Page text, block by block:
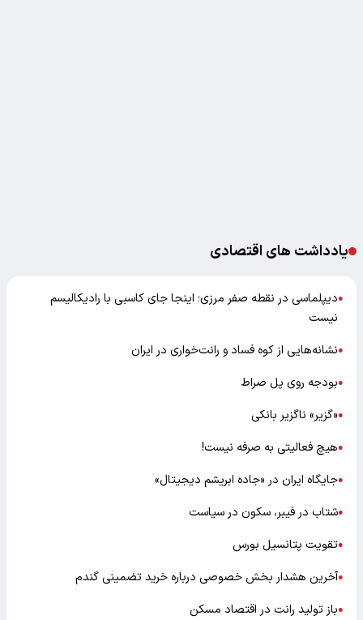
یادداشت های اقتصادی
●دیپلماسی در نقطه صفر مرزی؛ اینجا جای کاسبی با رادیکالیسم
نیست
●نشانه‌هایی از کوه فساد و رانت‌خواری در ایران
●بودجه روی پل صراط
●«گزیر» ناگزیر بانکی
●هیچ فعالیتی به صرفه نیست!
●جایگاه ایران در «جاده ابریشم دیجیتال»
●شتاب در فیبر، سکون در سیاست
●تقویت پتانسیل بورس
●آخرین هشدار بخش خصوصی درباره خرید تضمینی گندم
●باز تولید رانت در اقتصاد مسکن